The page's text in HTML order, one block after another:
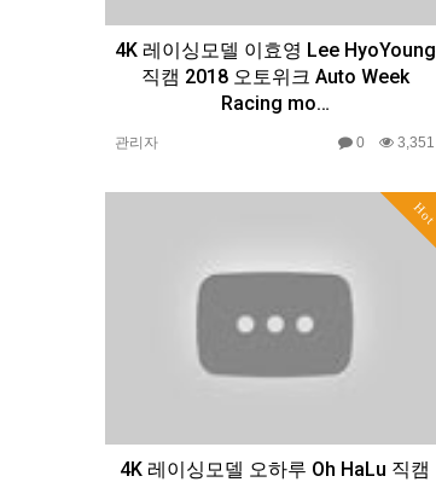
4K 레이싱모델 이효영 Lee HyoYoung
직캠 2018 오토위크 Auto Week
Racing mo…
관리자 0 3,351
Hot
4K 레이싱모델 오하루 Oh HaLu 직캠